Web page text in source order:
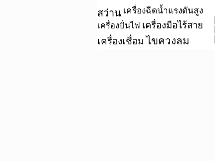
สว่าน เครื่องฉีดน้ำแรงดันสูง
เครื่องปั่นไฟ เครื่องมือไร้สาย
เครื่องเชื่อม ไขควงลม